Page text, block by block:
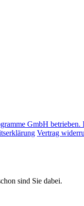
GmbH
Vertrag
sind Sie dabei.